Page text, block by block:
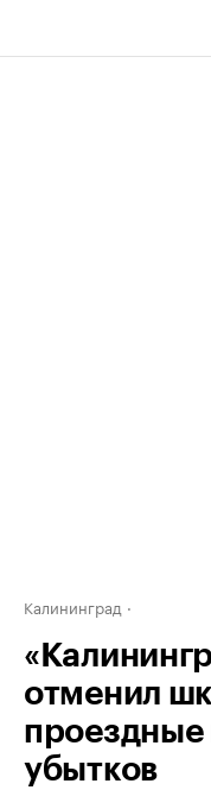
Калининград
отменил
проездные
убытков